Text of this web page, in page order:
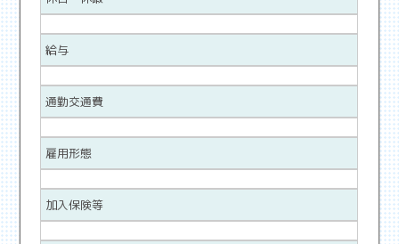
給与
通勤交通費
雇用形態
加入保険等